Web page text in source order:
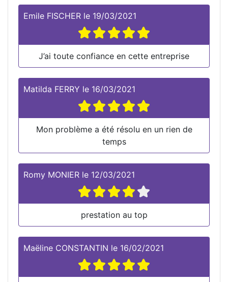
Emile FISCHER le 19/03/2021
J’ai toute confiance en cette entreprise
Matilda FERRY le 16/03/2021
Mon problème a été résolu en un rien de
temps
Romy MONIER le 12/03/2021
prestation au top
Maëline CONSTANTIN le 16/02/2021